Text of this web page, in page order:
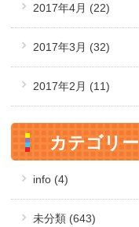
2017年4月 (22)
2017年3月 (32)
2017年2月 (11)
カテゴリー
info (4)
未分類 (643)